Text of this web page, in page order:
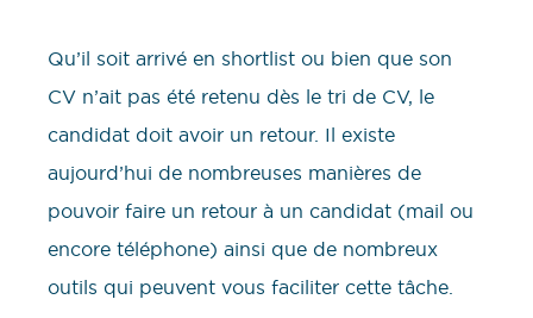
Qu’il soit arrivé en shortlist ou bien que son
CV n’ait pas été retenu dès le tri de CV, le
candidat doit avoir un retour. Il existe
aujourd’hui de nombreuses manières de
pouvoir faire un retour à un candidat (mail ou
encore téléphone) ainsi que de nombreux
outils qui peuvent vous faciliter cette tâche.